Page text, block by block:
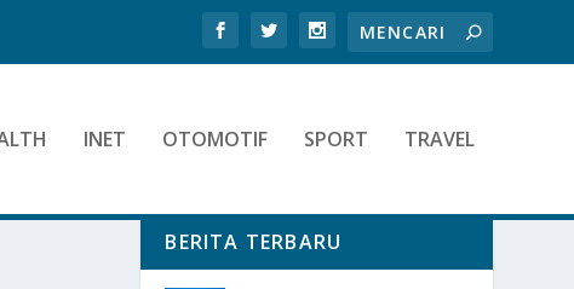
INET OTOMOTIF SPORT TRAVEL
BERITA TERBARU